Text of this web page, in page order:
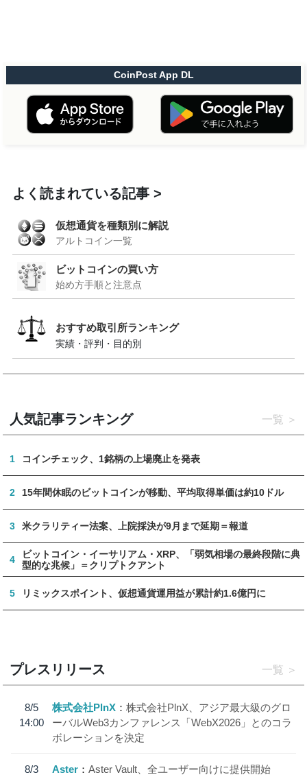
CoinPost App DL
よく読まれている記事
仮想通貨を種類別に解説
アルトコイン一覧
ビットコインの買い方
始め方手順と注意点
おすすめ取引所ランキング
実績・評判・目的別
人気記事ランキング 一覧
1 コインチェック、1銘柄の上場廃止を発表
2 15年間休眠のビットコインが移動、平均取得単価は約10ドル
3 米クラリティー法案、上院採決が9月まで延期＝報道
4
ビットコイン・イーサリアム・XRP、「弱気相場の最終段階に典
型的な兆候」＝クリプトクアント
5 リミックスポイント、仮想通貨運用益が累計約1.6億円に
プレスリリース 一覧
8/5
14:00
株式会社PlnX
株式会社PlnX、アジア最大級のグロ
ーバルWeb3カンファレンス「WebX2026」とのコラ
ボレーションを決定
8/3
Aster Aster Vault、全ユーザー向けに提供開始